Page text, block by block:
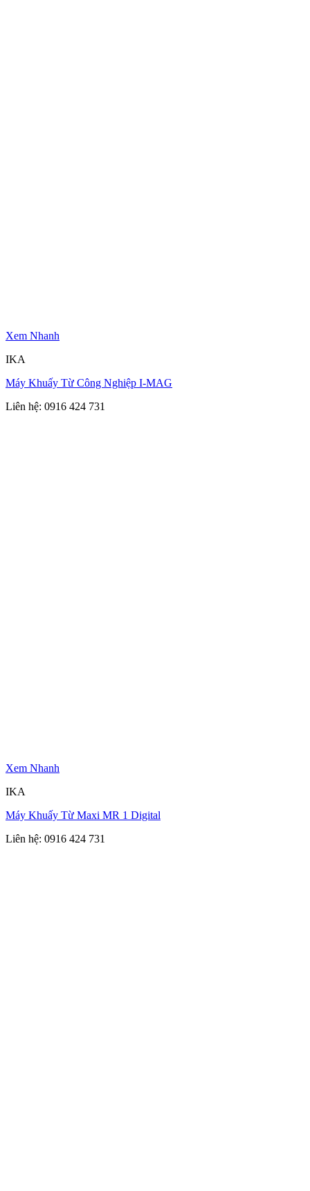
Xem Nhanh
IKA
Máy Khuấy Từ Công Nghiệp I-MAG
Liên hệ: 0916 424 731
Xem Nhanh
IKA
Máy Khuấy Từ Maxi MR 1 Digital
Liên hệ: 0916 424 731